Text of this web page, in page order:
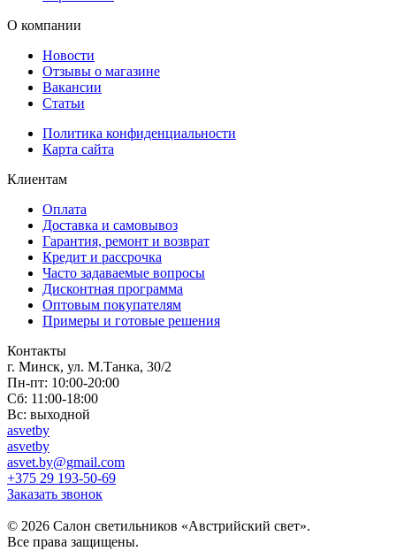
О компании
Новости
Отзывы о магазине
Вакансии
Статьи
Политика конфиденциальности
Карта сайта
Клиентам
Оплата
Доставка и самовывоз
Гарантия, ремонт и возврат
Кредит и рассрочка
Часто задаваемые вопросы
Дисконтная программа
Оптовым покупателям
Примеры и готовые решения
Контакты
г. Минск, ул. М.Танка, 30/2
Пн-пт: 10:00-20:00
Сб: 11:00-18:00
Вс: выходной
asvetby
asvetby
asvet.by@gmail.com
+375 29 193-50-69
Заказать звонок
© 2026 Салон светильников «Австрийский свет».
Все права защищены.